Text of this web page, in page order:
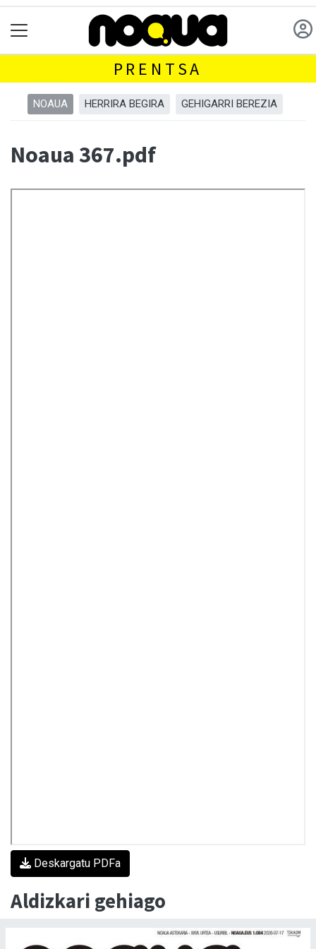
PRENTSA
NOAUA HERRIRA BEGIRA GEHIGARRI BEREZIA
Noaua 367.pdf
Deskargatu PDFa
Aldizkari gehiago